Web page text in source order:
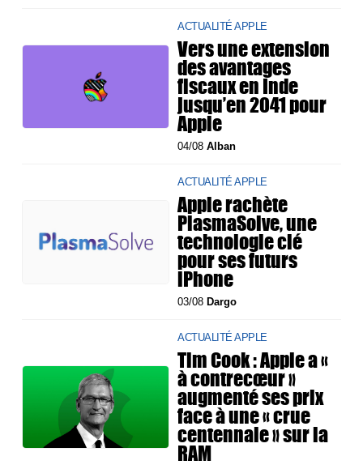
ACTUALITÉ APPLE
Vers une extension
des avantages
fiscaux en Inde
jusqu’en 2041 pour
Apple
04/08Alban
ACTUALITÉ APPLE
Apple rachète
PlasmaSolve, une
technologie clé
pour ses futurs
iPhone
03/08 Dargo
ACTUALITÉ APPLE
Tim Cook : Apple a «
à contrecœur »
augmenté ses prix
face à une « crue
centennale » sur la
RAM